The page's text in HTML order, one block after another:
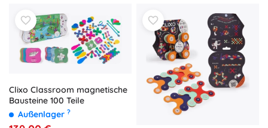
Clixo Classroom magnetische
Bausteine 100 Teile
Außenlager ?